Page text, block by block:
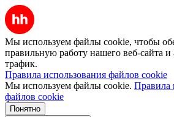
Мы используем файлы cookie, чтобы
правильную работу нашего веб-сайта и
трафик.
Правила использования файлов cookie
Мы используем файлы cookie. Правила
файлов cookie
Понятно